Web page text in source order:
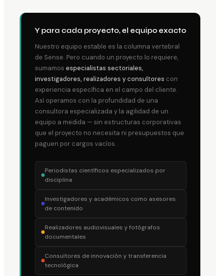
Y para cada proyecto, el equipo exacto
Nuestro equipo estable es la columna vertebral
de Sense. Pero cuando un proyecto lo requiere,
sumamos especialistas sectoriales,
investigadores, realizadores y consultores con
experiencia específica en el campo del cliente.
Así operamos con la profundidad de una
consultora especializada y la agilidad de un
equipo a medida — sin estructuras corporativas
que el proyecto no necesita ni presupuestos que
paguen por cargos vacíos.
Periodistas científicos especializados por
disciplina
Investigadores y académicos como asesores
de contenido
Realizadores audiovisuales y fotógrafos
documentales
Consultores de innovación y transferencia
tecnológica